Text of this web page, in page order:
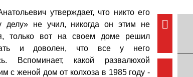
утверждает, что никто его
делу» не учил, никогда он этим не
только вот на своем доме решил
и доволен, что все у него
Вспоминает, какой развалюхой
с женой дом от колхоза в 1985 году -